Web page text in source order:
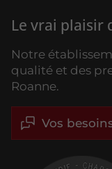
Le vrai plaisir
Notre
qualité et des
Roanne.
Vos